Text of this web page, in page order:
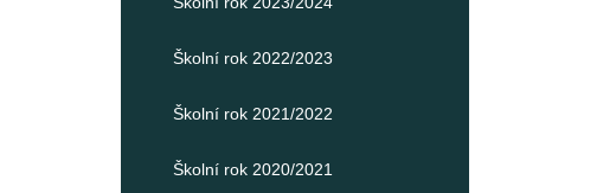
Školní rok 2022/2023
Školní rok 2021/2022
Školní rok 2020/2021